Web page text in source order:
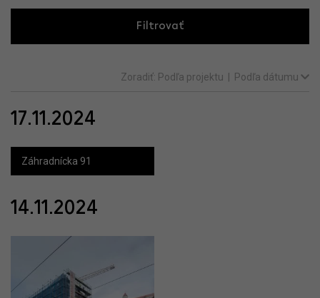
Filtrovať
Zoradiť: Podľa projektu Podľa dátumu
17.11.2024
Záhradnícka 91
14.11.2024